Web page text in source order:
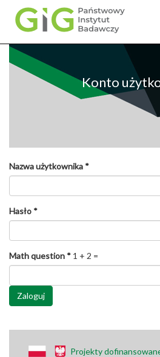
Przejdź
treści
Konto
Nazwa użytkownika *
Hasło *
Math question * 1 + 2 =
Zaloguj
Projekty